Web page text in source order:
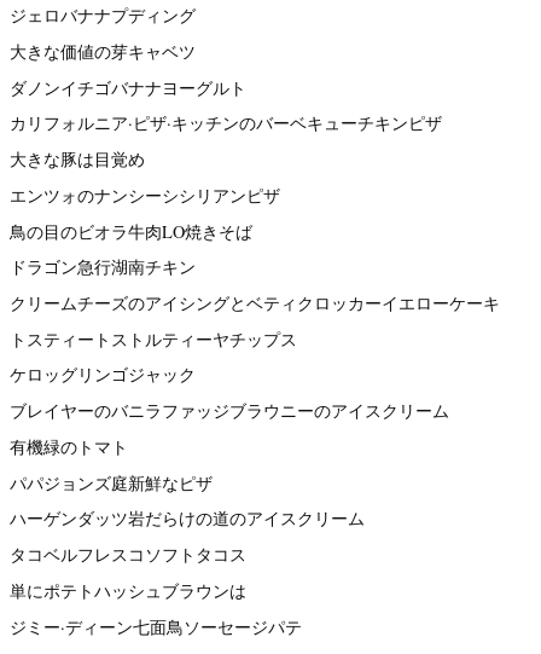
ジェロバナナプディング
大きな価値の芽キャベツ
ダノンイチゴバナナヨーグルト
カリフォルニア·ピザ·キッチンのバーベキューチキンピザ
大きな豚は目覚め
エンツォのナンシーシシリアンピザ
鳥の目のビオラ牛肉LO焼きそば
ドラゴン急行湖南チキン
クリームチーズのアイシングとベティクロッカーイエローケーキ
トスティートストルティーヤチップス
ケロッグリンゴジャック
ブレイヤーのバニラファッジブラウニーのアイスクリーム
有機緑のトマト
パパジョンズ庭新鮮なピザ
ハーゲンダッツ岩だらけの道のアイスクリーム
タコベルフレスコソフトタコス
単にポテトハッシュブラウンは
ジミー·ディーン七面鳥ソーセージパテ